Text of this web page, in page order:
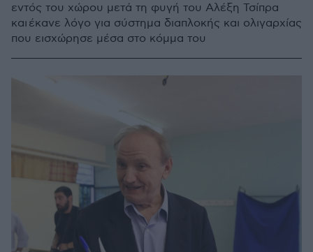
εντός του χώρου μετά τη φυγή του Αλέξη Τσίπρα
και έκανε λόγο για σύστημα διαπλοκής και ολιγαρχίας
που εισχώρησε μέσα στο κόμμα του